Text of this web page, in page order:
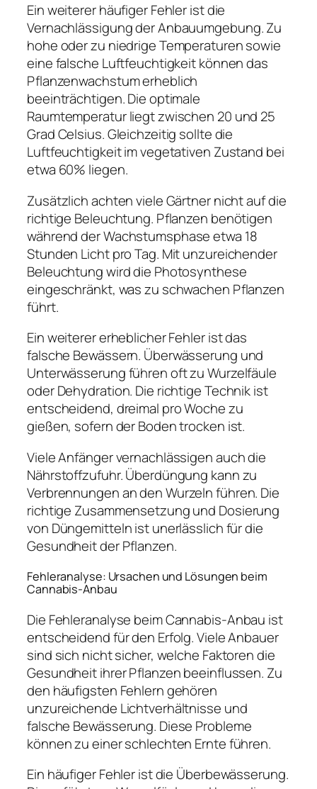
Ein weiterer häufiger Fehler ist die
Vernachlässigung der Anbauumgebung. Zu
hohe oder zu niedrige Temperaturen sowie
eine falsche Luftfeuchtigkeit können das
Pflanzenwachstum erheblich
beeinträchtigen. Die optimale
Raumtemperatur liegt zwischen 20 und 25
Grad Celsius. Gleichzeitig sollte die
Luftfeuchtigkeit im vegetativen Zustand bei
etwa 60% liegen.
Zusätzlich achten viele Gärtner nicht auf die
richtige Beleuchtung. Pflanzen benötigen
während der Wachstumsphase etwa 18
Stunden Licht pro Tag. Mit unzureichender
Beleuchtung wird die Photosynthese
eingeschränkt, was zu schwachen Pflanzen
führt.
Ein weiterer erheblicher Fehler ist das
falsche Bewässern. Überwässerung und
Unterwässerung führen oft zu Wurzelfäule
oder Dehydration. Die richtige Technik ist
entscheidend, dreimal pro Woche zu
gießen, sofern der Boden trocken ist.
Viele Anfänger vernachlässigen auch die
Nährstoffzufuhr. Überdüngung kann zu
Verbrennungen an den Wurzeln führen. Die
richtige Zusammensetzung und Dosierung
von Düngemitteln ist unerlässlich für die
Gesundheit der Pflanzen.
Fehleranalyse: Ursachen und Lösungen beim
Cannabis-Anbau
Die Fehleranalyse beim Cannabis-Anbau ist
entscheidend für den Erfolg. Viele Anbauer
sind sich nicht sicher, welche Faktoren die
Gesundheit ihrer Pflanzen beeinflussen. Zu
den häufigsten Fehlern gehören
unzureichende Lichtverhältnisse und
falsche Bewässerung. Diese Probleme
können zu einer schlechten Ernte führen.
Ein häufiger Fehler ist die Überbewässerung.